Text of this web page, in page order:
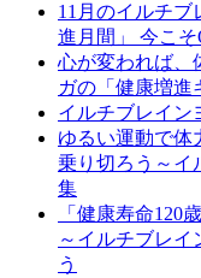
11月のイルチブ
進月間」 今こそ
心が変われば、
ガの「健康増進
イルチブレイン
ゆるい運動で体
乗り切ろう～イ
集
「健康寿命120
～イルチブレイ
う